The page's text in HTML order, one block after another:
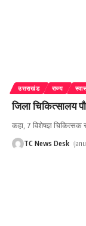
उत्तराखंड राज्य
जिला चिकित्सालय
कहा, 7 विशेषज्ञ चिकित्सक
TC News Desk